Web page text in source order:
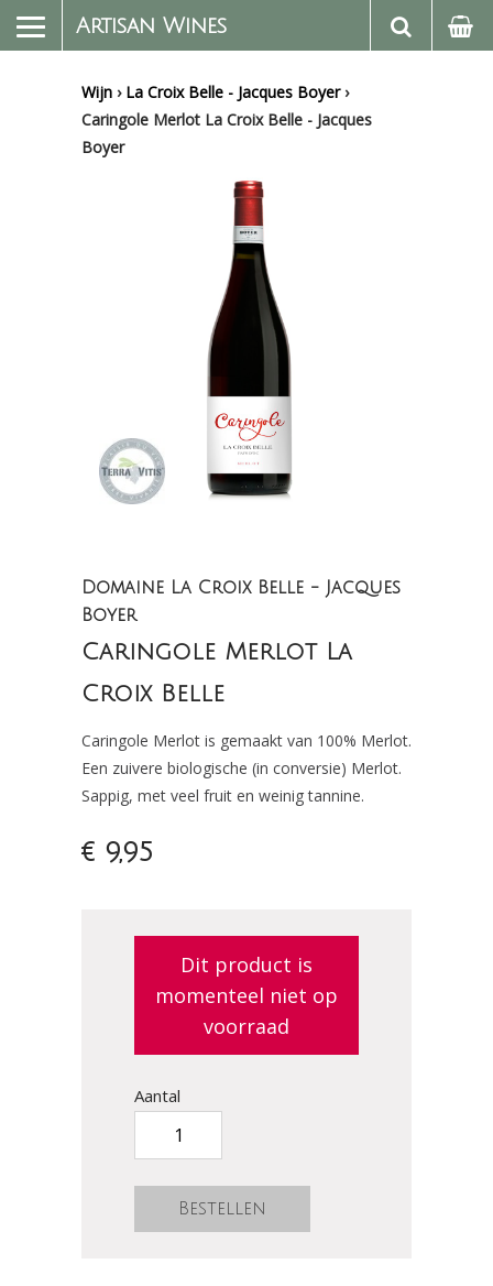
Artisan Wines
Wijn › La Croix Belle - Jacques Boyer›
Caringole Merlot La Croix Belle - Jacques
Boyer
Domaine La Croix Belle - Jacques
Boyer
Caringole Merlot La
Croix Belle
Caringole Merlot is gemaakt van 100% Merlot.
Een zuivere biologische (in conversie) Merlot.
Sappig, met veel fruit en weinig tannine.
€ 9,95
Dit product is
momenteel niet op
voorraad
Aantal